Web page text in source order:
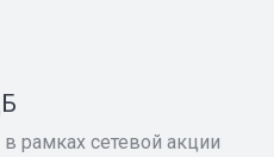
рамках сетевой акции